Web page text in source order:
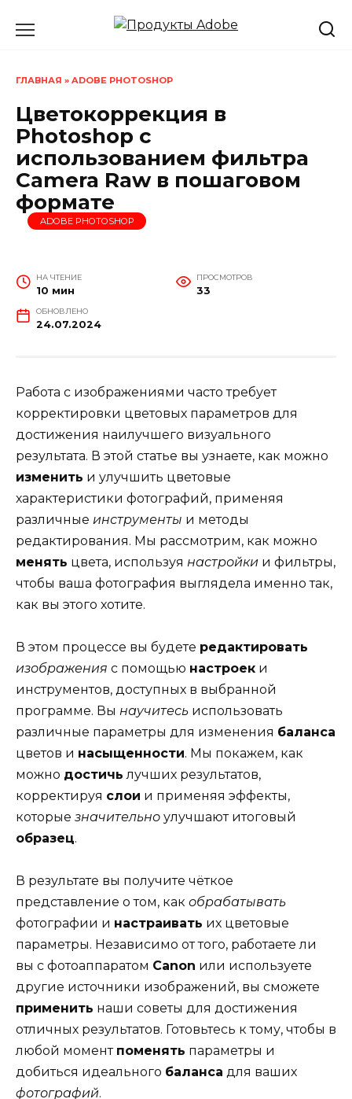
ГЛАВНАЯ » ADOBE PHOTOSHOP
Цветокоррекция в
Photoshop с
использованием фильтра
Camera Raw в пошаговом
формате
ADOBE PHOTOSHOP
НА ЧТЕНИЕ
10 мин
ПРОСМОТРОВ
33
ОБНОВЛЕНО
24.07.2024
Работа с изображениями часто требует
корректировки цветовых параметров для
достижения наилучшего визуального
результата. В этой статье вы узнаете, как можно
изменить и улучшить цветовые
характеристики фотографий, применяя
различные инструменты и методы
редактирования. Мы рассмотрим, как можно
менять цвета, используя настройки и фильтры,
чтобы ваша фотография выглядела именно так,
как вы этого хотите.
В этом процессе вы будете редактировать
изображения с помощью настроек и
инструментов, доступных в выбранной
программе. Вы научитесь использовать
различные параметры для изменения баланса
цветов и насыщенности. Мы покажем, как
можно достичь лучших результатов,
корректируя слои и применяя эффекты,
которые значительно улучшают итоговый
образец.
В результате вы получите чёткое
представление о том, как обрабатывать
фотографии и настраивать их цветовые
параметры. Независимо от того, работаете ли
вы с фотоаппаратом Canon или используете
другие источники изображений, вы сможете
применить наши советы для достижения
отличных результатов. Готовьтесь к тому, чтобы в
любой момент поменять параметры и
добиться идеального баланса для ваших
фотографий.